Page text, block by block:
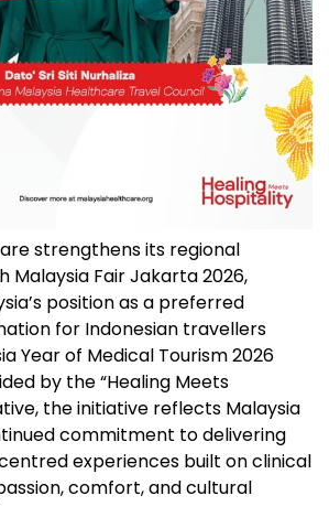
strengthens its regional
Malaysia Fair Jakarta 2026,
position as a preferred
for Indonesian travellers
Year of Medical Tourism 2026
by the “Healing Meets
the initiative reflects Malaysia
commitment to delivering
experiences built on clinical
comfort, and cultural